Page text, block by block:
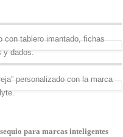
para marcas inteligentes